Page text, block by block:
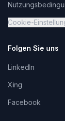
Cookie-
Folgen Sie uns
LinkedIn
Xing
Facebook